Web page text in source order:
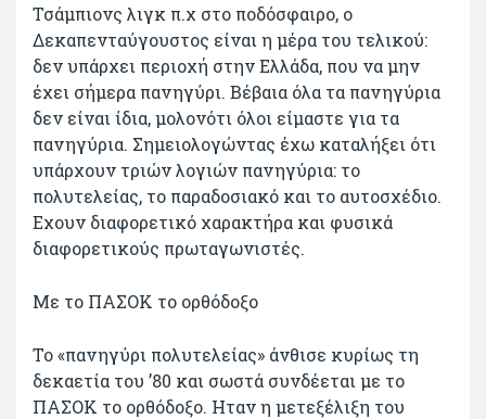
Τσάμπιονς λιγκ π.χ στο ποδόσφαιρο, ο
Δεκαπενταύγουστος είναι η μέρα του τελικού:
δεν υπάρχει περιοχή στην Ελλάδα, που να μην
έχει σήμερα πανηγύρι. Βέβαια όλα τα πανηγύρια
δεν είναι ίδια, μολονότι όλοι είμαστε για τα
πανηγύρια. Σημειολογώντας έχω καταλήξει ότι
υπάρχουν τριών λογιών πανηγύρια: το
πολυτελείας, το παραδοσιακό και το αυτοσχέδιο.
Εχουν διαφορετικό χαρακτήρα και φυσικά
διαφορετικούς πρωταγωνιστές.
Με το ΠΑΣΟΚ το ορθόδοξο
Το «πανηγύρι πολυτελείας» άνθισε κυρίως τη
δεκαετία του ’80 και σωστά συνδέεται με το
ΠΑΣΟΚ το ορθόδοξο. Ηταν η μετεξέλιξη του